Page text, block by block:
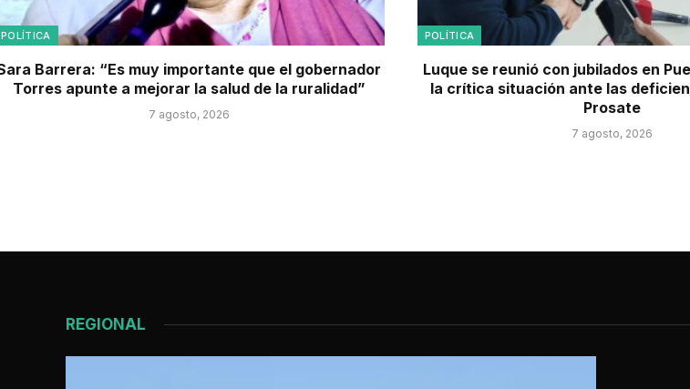
POLÍTICA
Barrera: “Es muy importante que el gobernador
Torres apunte a mejorar la salud de la ruralidad”
7 agosto, 2026
POLÍTICA
Luque se reunió con jubilados en
la crítica situación ante las
Prosate
7 agosto, 2026
REGIONAL